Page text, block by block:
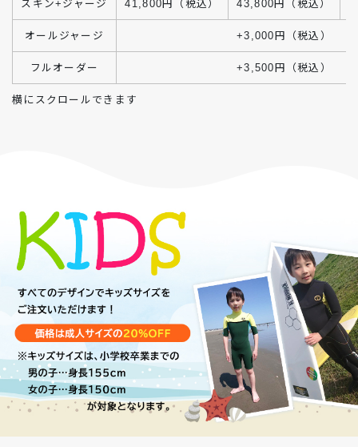
スキン+ジャージ 41,800円（税込） 43,800円（税込）
オールジャージ +3,000円（税込）
フルオーダー +3,500円（税込）